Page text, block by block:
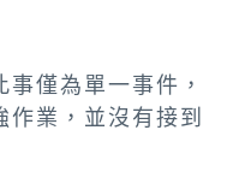
僅為單一事件，
業，並沒有接到